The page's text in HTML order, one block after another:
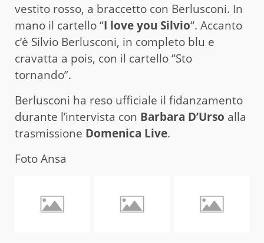
vestito rosso, a braccetto con Berlusconi. In
mano il cartello “I love you Silvio“. Accanto
c’è Silvio Berlusconi, in completo blu e
cravatta a pois, con il cartello “Sto
tornando”.
Berlusconi ha reso ufficiale il fidanzamento
durante l’intervista con Barbara D’Urso alla
trasmissione Domenica Live.
Foto Ansa